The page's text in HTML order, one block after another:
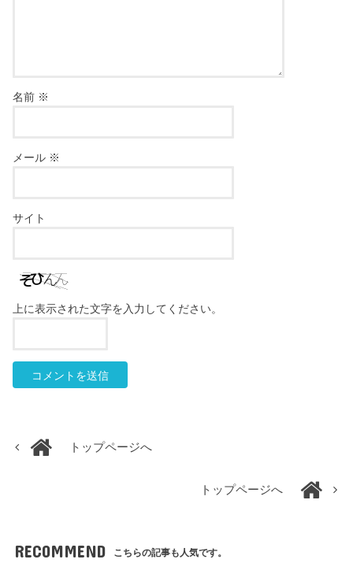
名前 ※
メール ※
サイト
上に表示された文字を入力してください。
トップページへ
トップページへ
RECOMMEND こちらの記事も人気です。